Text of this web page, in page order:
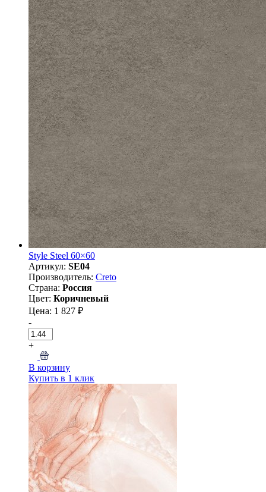
Style Steel 60×60
Артикул: SE04
Производитель: Creto
Страна: Россия
Цвет: Коричневый
Цена: 1 827 ₽
-
+
В корзину
Купить в 1 клик